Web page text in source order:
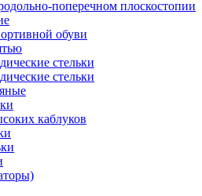
поперечном плоскостопии
обуви
стельки
стельки
каблуков